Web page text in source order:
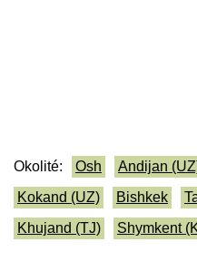
Okolité: Osh Andijan
Kokand (UZ)
Bishkek
Khujand (TJ)
Shymkent